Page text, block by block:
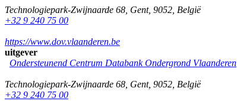
Technologiepark-Zwijnaarde 68 Gent, 9052 België
+32 9 240 75 00
https://www.dov.vlaanderen.be
uitgever
Ondersteunend Centrum Databank Ondergrond Vlaanderen
Technologiepark-Zwijnaarde 68 Gent, 9052 België
+32 9 240 75 00